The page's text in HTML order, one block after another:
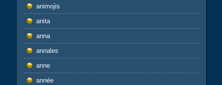
animojis
anita
anna
annales
anne
année